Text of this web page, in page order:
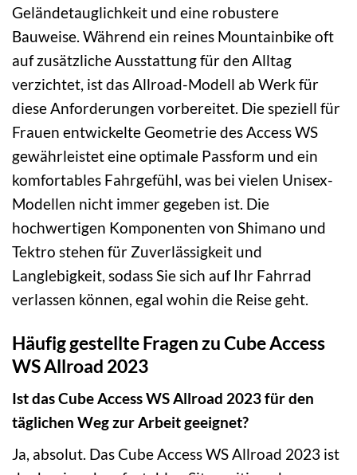
Geländetauglichkeit und eine robustere
Bauweise. Während ein reines Mountainbike oft
auf zusätzliche Ausstattung für den Alltag
verzichtet, ist das Allroad-Modell ab Werk für
diese Anforderungen vorbereitet. Die speziell für
Frauen entwickelte Geometrie des Access WS
gewährleistet eine optimale Passform und ein
komfortables Fahrgefühl, was bei vielen Unisex-
Modellen nicht immer gegeben ist. Die
hochwertigen Komponenten von Shimano und
Tektro stehen für Zuverlässigkeit und
Langlebigkeit, sodass Sie sich auf Ihr Fahrrad
verlassen können, egal wohin die Reise geht.
Häufig gestellte Fragen zu Cube Access
WS Allroad 2023
Ist das Cube Access WS Allroad 2023 für den
täglichen Weg zur Arbeit geeignet?
Ja, absolut. Das Cube Access WS Allroad 2023 ist